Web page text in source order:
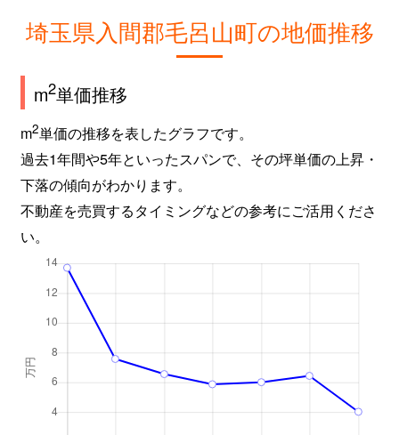
埼玉県入間郡毛呂山町の地価推移
m2単価推移
m2単価の推移を表したグラフです。
過去1年間や5年といったスパンで、その坪単価の上昇・
下落の傾向がわかります。
不動産を売買するタイミングなどの参考にご活用くださ
い。